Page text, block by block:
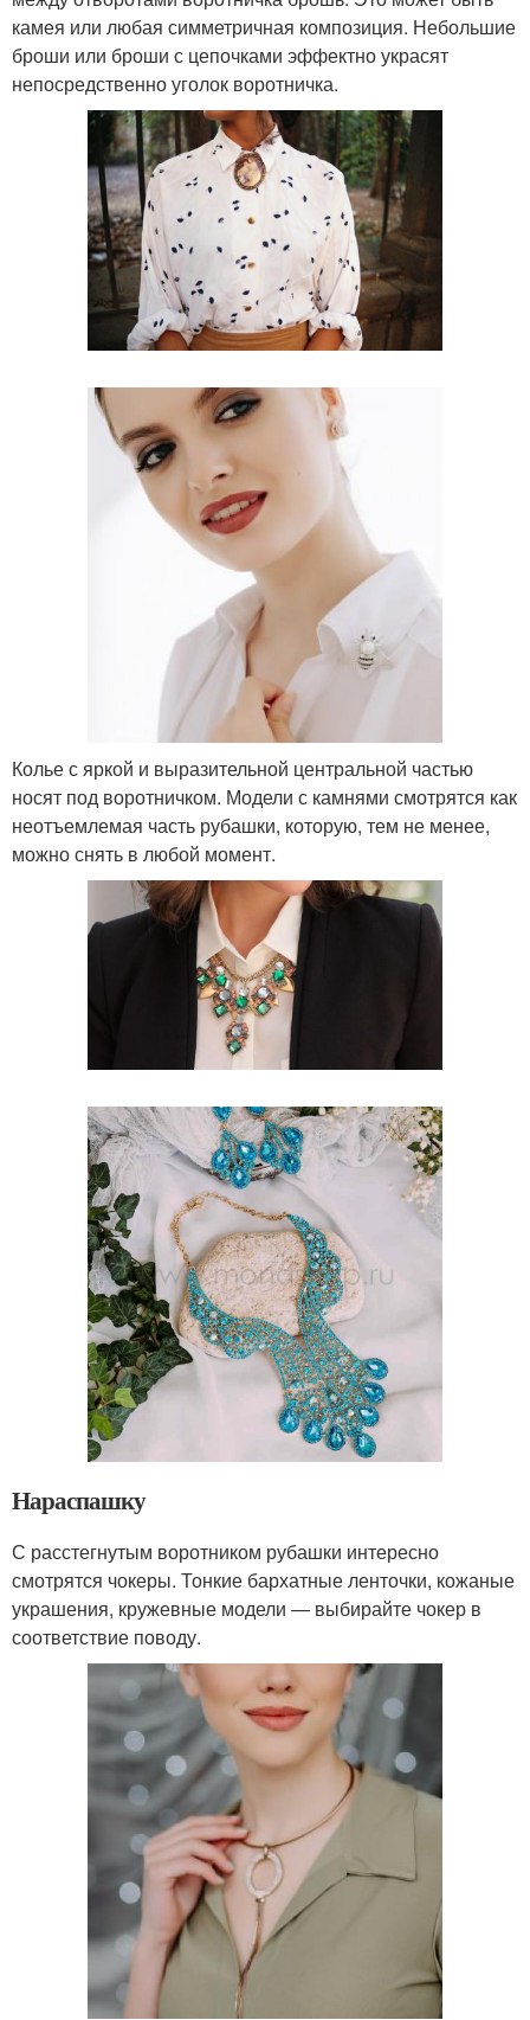
камея или любая симметричная композиция. Небольшие
броши или броши с цепочками эффектно украсят
непосредственно уголок воротничка.
Колье с яркой и выразительной центральной частью
носят под воротничком. Модели с камнями смотрятся как
неотъемлемая часть рубашки, которую, тем не менее,
можно снять в любой момент.
Нараспашку
С расстегнутым воротником рубашки интересно
смотрятся чокеры. Тонкие бархатные ленточки, кожаные
украшения, кружевные модели — выбирайте чокер в
соответствие поводу.